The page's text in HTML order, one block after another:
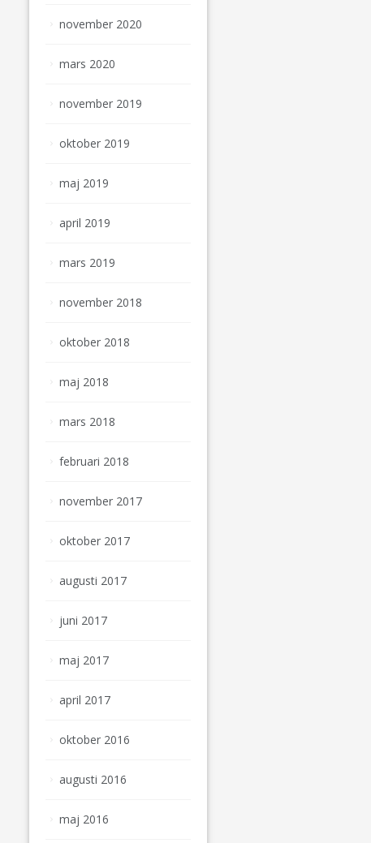
november 2020
mars 2020
november 2019
oktober 2019
maj 2019
april 2019
mars 2019
november 2018
oktober 2018
maj 2018
mars 2018
februari 2018
november 2017
oktober 2017
augusti 2017
juni 2017
maj 2017
april 2017
oktober 2016
augusti 2016
maj 2016